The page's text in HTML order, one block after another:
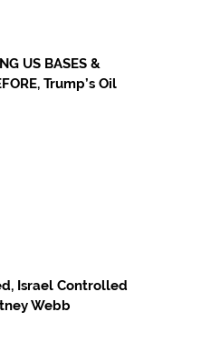
US BASES &
Trump’s Oil
Israel Controlled
Webb